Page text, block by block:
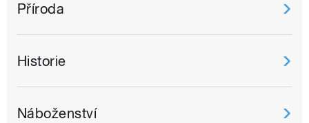
Příroda
Historie
Náboženství